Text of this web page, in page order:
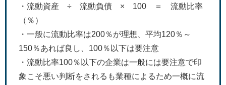
・流動資産 ÷ 流動負債 × 100 ＝ 流動比率
（％）
・一般に流動比率は200％が理想、平均120％～
150％あれば良し、100％以下は要注意
・流動比率100％以下の企業は一般には要注意で印
象こそ悪い判断をされるも業種によるため一概に流